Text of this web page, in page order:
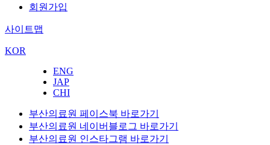
회원가입
사이트맵
KOR
ENG
JAP
CHI
부산의료원 페이스북 바로가기
부산의료원 네이버블로그 바로가기
부산의료원 인스타그램 바로가기